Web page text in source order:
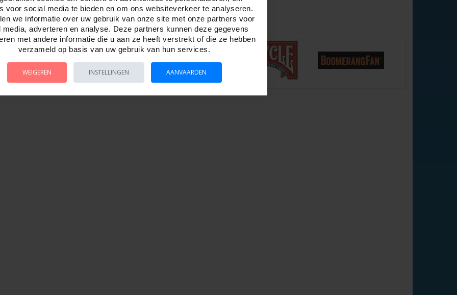
6 personen.
voor social media te bieden en om ons websiteverkeer te analyseren.
we informatie over uw gebruik van onze site met onze partners voor
media, adverteren en analyse. Deze partners kunnen deze gegevens
met andere informatie die u aan ze heeft verstrekt of die ze hebben
verzameld op basis van uw gebruik van hun services.
WEIGEREN INSTELLINGEN AANVAARDEN